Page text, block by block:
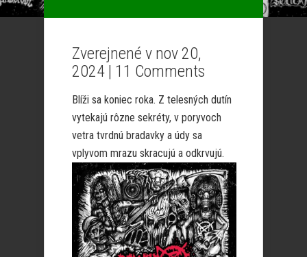
Zverejnené v nov 20,
2024 | 11 Comments
Blíži sa koniec roka. Z telesných dutín
vytekajú rôzne sekréty, v poryvoch
vetra tvrdnú bradavky a údy sa
vplyvom mrazu skracujú a odkrvujú.